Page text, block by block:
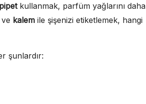
kullanmak, parfüm yağlarını daha
ve kalem ile şişenizi etiketlemek, hangi
şunlardır: